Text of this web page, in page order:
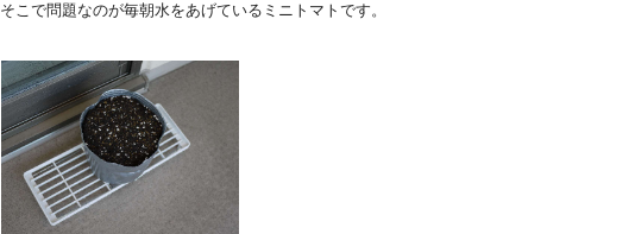
そこで問題なのが毎朝水をあげているミニトマトです。